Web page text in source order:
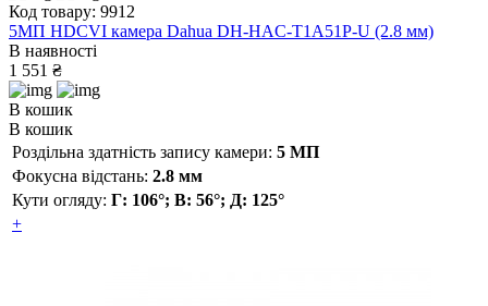
Код товару: 9912
5МП HDCVI камера Dahua DH-HAC-T1A51P-U (2.8 мм)
В наявності
1 551 ₴
В кошик
В кошик
Роздільна здатність запису камери: 5 МП
Фокусна відстань: 2.8 мм
Кути огляду: Г: 106°; В: 56°; Д: 125°
+